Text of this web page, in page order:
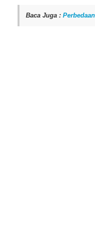
Baca Juga :